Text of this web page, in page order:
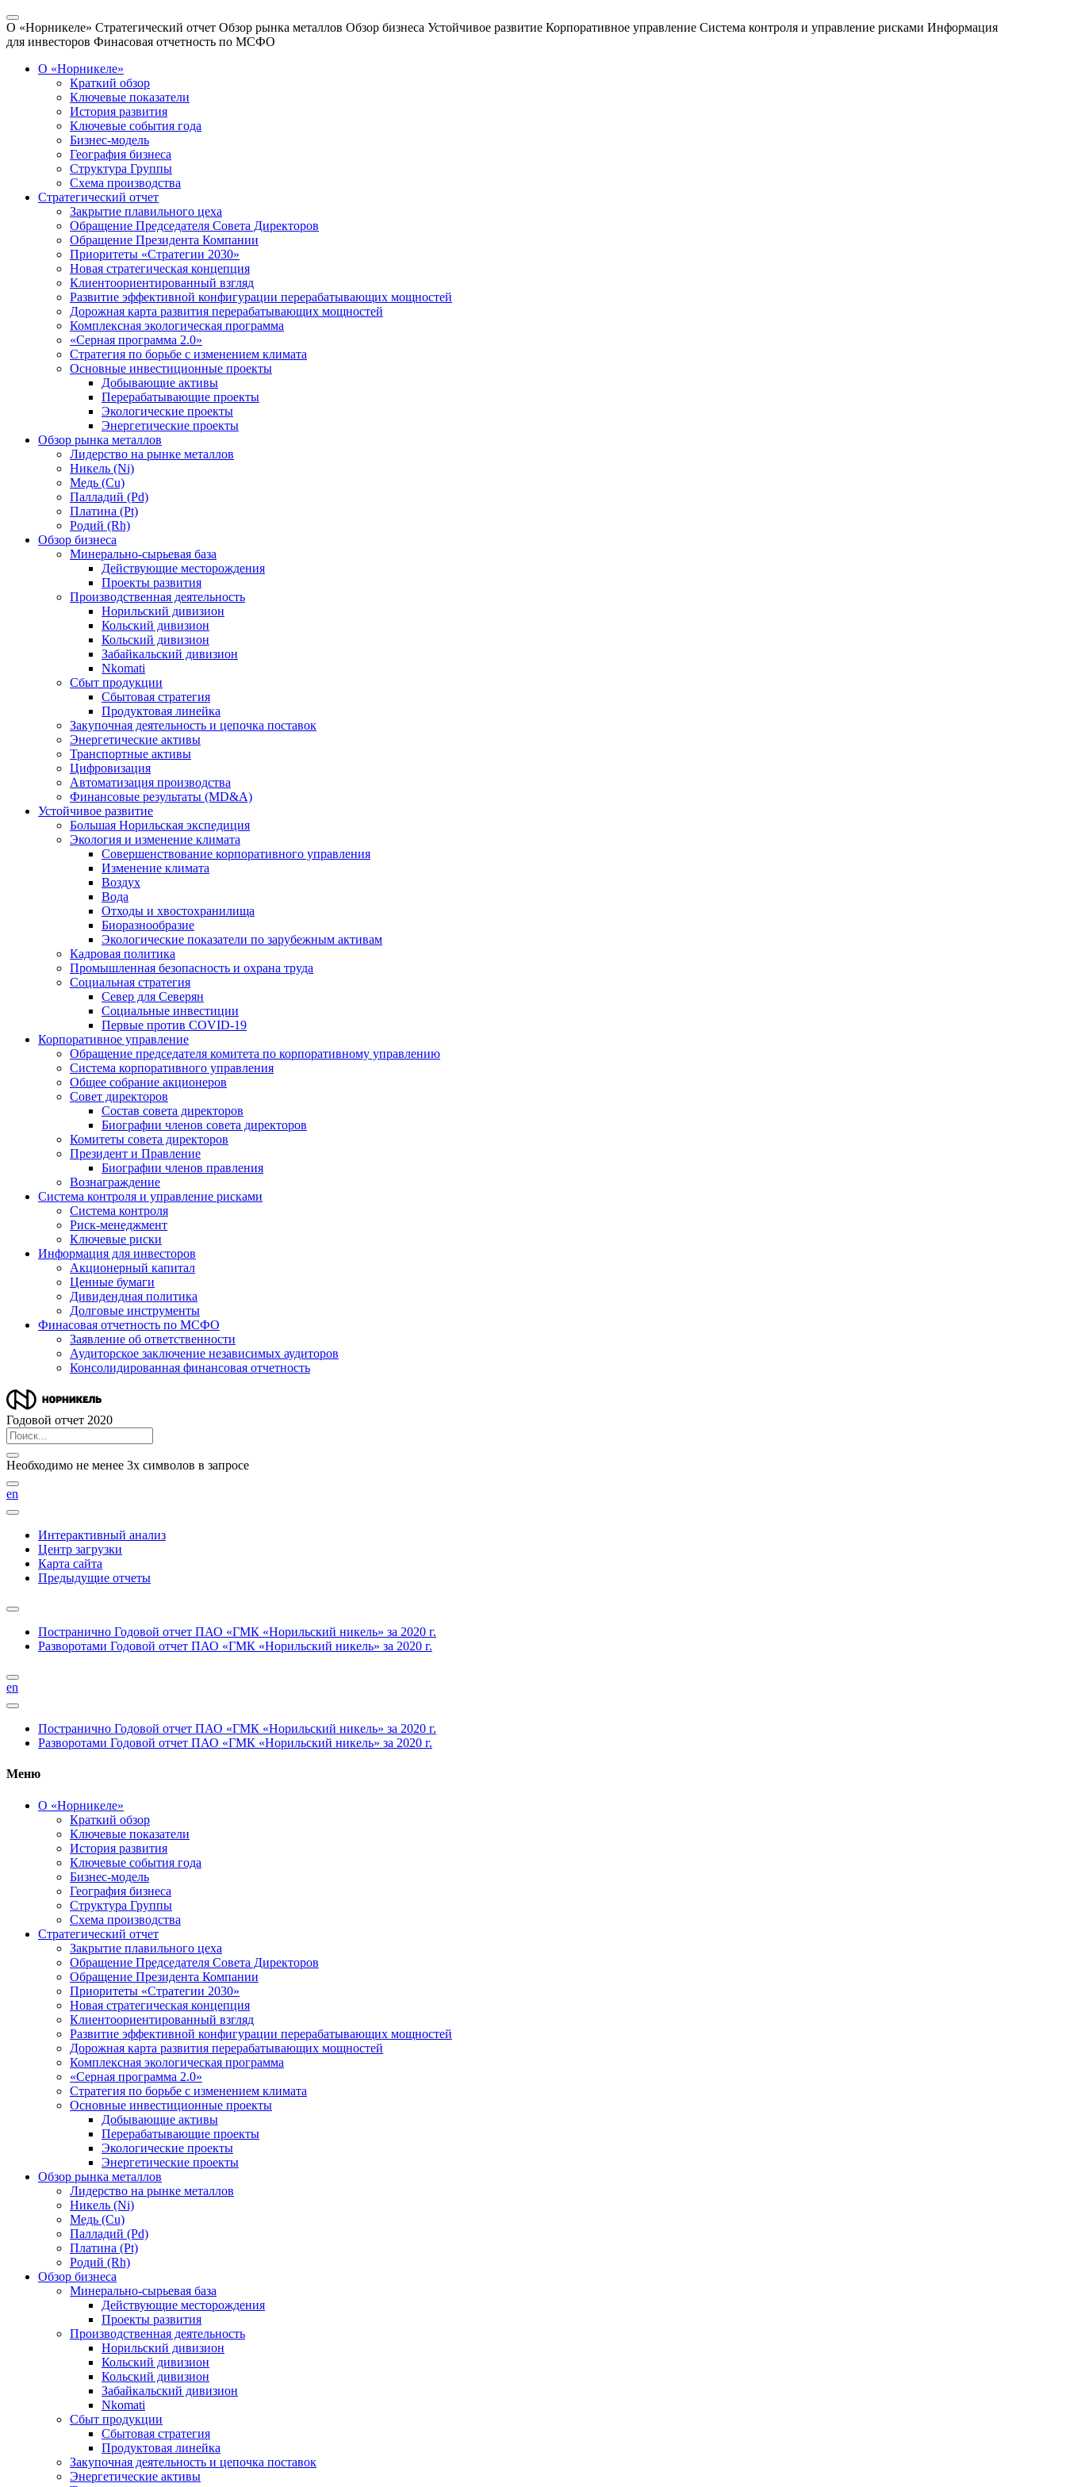
О «Норникеле» Стратегический отчет Обзор рынка металлов Обзор бизнеса Устойчивое развитие Корпоративное управление Система контроля и управление рисками Информация
для инвесторов Финасовая отчетность по МСФО
О «Норникеле»
Краткий обзор
Ключевые показатели
История развития
Ключевые события года
Бизнес-модель
География бизнеса
Структура Группы
Схема производства
Стратегический отчет
Закрытие плавильного цеха
Обращение Председателя Совета Директоров
Обращение Президента Компании
Приоритеты «Стратегии 2030»
Новая стратегическая концепция
Клиентоориентированный взгляд
Развитие эффективной конфигурации перерабатывающих мощностей
Дорожная карта развития перерабатывающих мощностей
Комплексная экологическая программа
«Серная программа 2.0»
Стратегия по борьбе с изменением климата
Основные инвестиционные проекты
Добывающие активы
Перерабатывающие проекты
Экологические проекты
Энергетические проекты
Обзор рынка металлов
Лидерство на рынке металлов
Никель (Ni)
Медь (Cu)
Палладий (Pd)
Платина (Pt)
Родий (Rh)
Обзор бизнеса
Минерально-сырьевая база
Действующие месторождения
Проекты развития
Производственная деятельность
Норильский дивизион
Кольский дивизион
Кольский дивизион
Забайкальский дивизион
Nkomati
Сбыт продукции
Сбытовая стратегия
Продуктовая линейка
Закупочная деятельность и цепочка поставок
Энергетические активы
Транспортные активы
Цифровизация
Автоматизация производства
Финансовые результаты (MD&A)
Устойчивое развитие
Большая Норильская экспедиция
Экология и изменение климата
Совершенствование корпоративного управления
Изменение климата
Воздух
Вода
Отходы и хвостохранилища
Биоразнообразие
Экологические показатели по зарубежным активам
Кадровая политика
Промышленная безопасность и охрана труда
Социальная стратегия
Север для Северян
Социальные инвестиции
Первые против COVID‑19
Корпоративное управление
Обращение председателя комитета по корпоративному управлению
Система корпоративного управления
Общее собрание акционеров
Совет директоров
Состав совета директоров
Биографии членов совета директоров
Комитеты совета директоров
Президент и Правление
Биографии членов правления
Вознаграждение
Система контроля и управление рисками
Система контроля
Риск-менеджмент
Ключевые риски
Информация для инвесторов
Акционерный капитал
Ценные бумаги
Дивидендная политика
Долговые инструменты
Финасовая отчетность по МСФО
Заявление об ответственности
Аудиторское заключение независимых аудиторов
Консолидированная финансовая отчетность
Годовой отчет 2020
Необходимо не менее 3х символов в запросе
en
Интерактивный анализ
Центр загрузки
Карта сайта
Предыдущие отчеты
Постранично Годовой отчет ПАО «ГМК «Норильский никель» за 2020 г.
Разворотами Годовой отчет ПАО «ГМК «Норильский никель» за 2020 г.
en
Постранично Годовой отчет ПАО «ГМК «Норильский никель» за 2020 г.
Разворотами Годовой отчет ПАО «ГМК «Норильский никель» за 2020 г.
Меню
О «Норникеле»
Краткий обзор
Ключевые показатели
История развития
Ключевые события года
Бизнес-модель
География бизнеса
Структура Группы
Схема производства
Стратегический отчет
Закрытие плавильного цеха
Обращение Председателя Совета Директоров
Обращение Президента Компании
Приоритеты «Стратегии 2030»
Новая стратегическая концепция
Клиентоориентированный взгляд
Развитие эффективной конфигурации перерабатывающих мощностей
Дорожная карта развития перерабатывающих мощностей
Комплексная экологическая программа
«Серная программа 2.0»
Стратегия по борьбе с изменением климата
Основные инвестиционные проекты
Добывающие активы
Перерабатывающие проекты
Экологические проекты
Энергетические проекты
Обзор рынка металлов
Лидерство на рынке металлов
Никель (Ni)
Медь (Cu)
Палладий (Pd)
Платина (Pt)
Родий (Rh)
Обзор бизнеса
Минерально-сырьевая база
Действующие месторождения
Проекты развития
Производственная деятельность
Норильский дивизион
Кольский дивизион
Кольский дивизион
Забайкальский дивизион
Nkomati
Сбыт продукции
Сбытовая стратегия
Продуктовая линейка
Закупочная деятельность и цепочка поставок
Энергетические активы